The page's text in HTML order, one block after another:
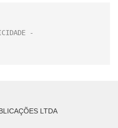
LTDA